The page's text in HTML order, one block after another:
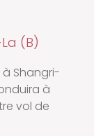
(B)
à Shangri-
à
vol de